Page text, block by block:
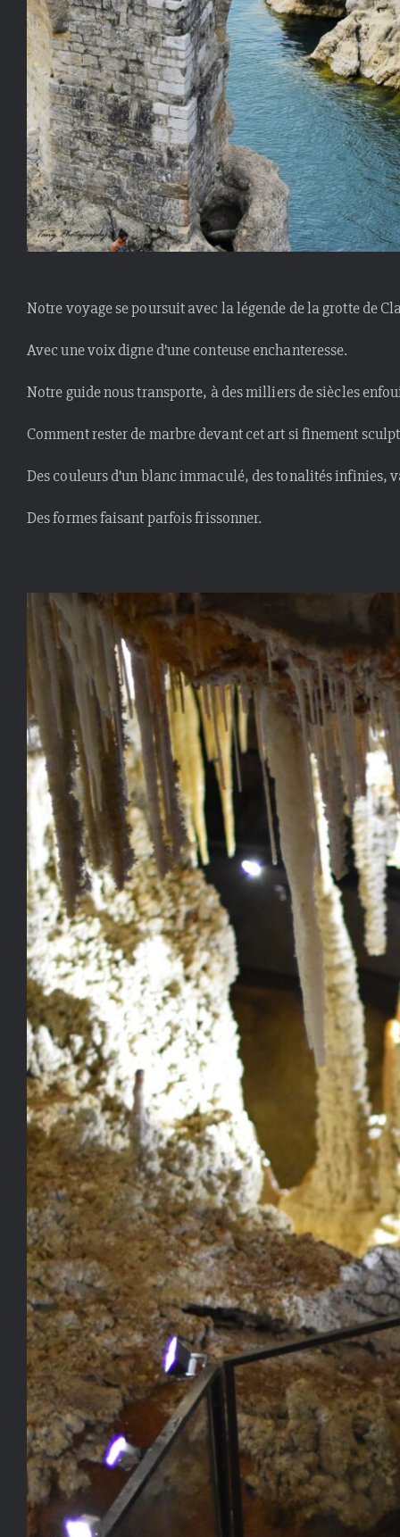
Notre voyage se poursuit avec la légende de la grotte de
Avec une voix digne d’une conteuse enchanteresse.
Notre guide nous transporte, à des milliers de siècles
Comment rester de marbre devant cet art si finement
Des couleurs d’un blanc immaculé, des tonalités infinies,
Des formes faisant parfois frissonner.